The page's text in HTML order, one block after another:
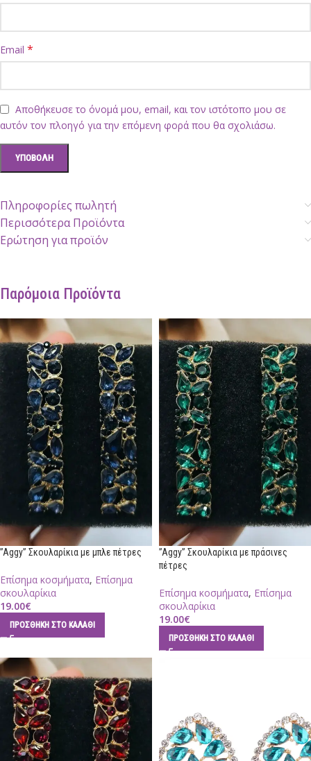
Email *
Αποθήκευσε το όνομά μου, email, και τον ιστότοπο μου σε
αυτόν τον πλοηγό για την επόμενη φορά που θα σχολιάσω.
Πληροφορίες πωλητή
Περισσότερα Προϊόντα
Ερώτηση για προϊόν
Παρόμοια Προϊόντα
”Aggy” Σκουλαρίκια με μπλε πέτρες
Επίσημα κοσμήματα, Επίσημα
σκουλαρίκια
19.00€
ΠΡΟΣΘΉΚΗ ΣΤΟ ΚΑΛΆΘΙ
”Aggy” Σκουλαρίκια με πράσινες
πέτρες
Επίσημα κοσμήματα, Επίσημα
σκουλαρίκια
19.00€
ΠΡΟΣΘΉΚΗ ΣΤΟ ΚΑΛΆΘΙ